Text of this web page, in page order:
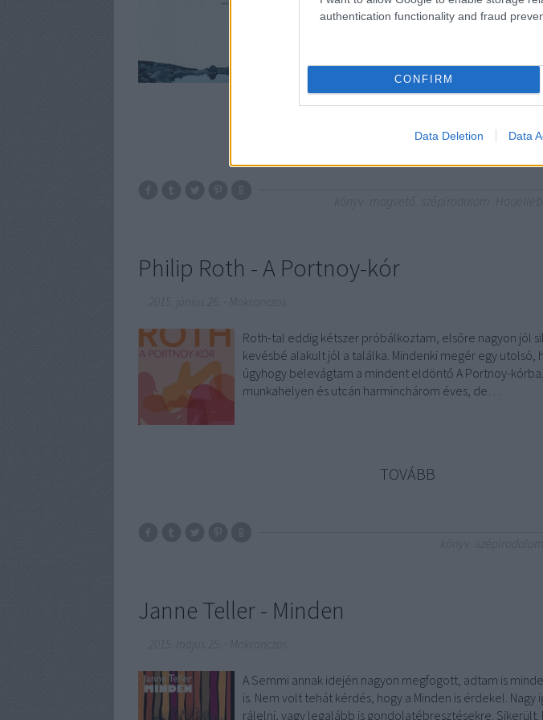
authentication functionality and fraud
CONFIRM
Data Deletion Data
Houellebecq bibliográfiáját. El is érkeztem ahhoz a
TOVÁBB
Philip Roth - A Portnoy-kór
Makranczos
Roth-tal eddig kétszer próbálkoztam, elsőre nagyon jól
kevésbé alakult jól a találka. Mindenki megér egy
úgyhogy belevágtam a mindent eldöntő A Portnoy-
munkahelyen és utcán harminchárom éves, de…
TOVÁBB
Janne Teller - Minden
Makranczos
A Semmi annak idején nagyon megfogott, adtam is
is. Nem volt tehát kérdés, hogy a Minden is érdekel. Nagy
rálelni, vagy legalább is gondolatébresztésekre. Sikerült.